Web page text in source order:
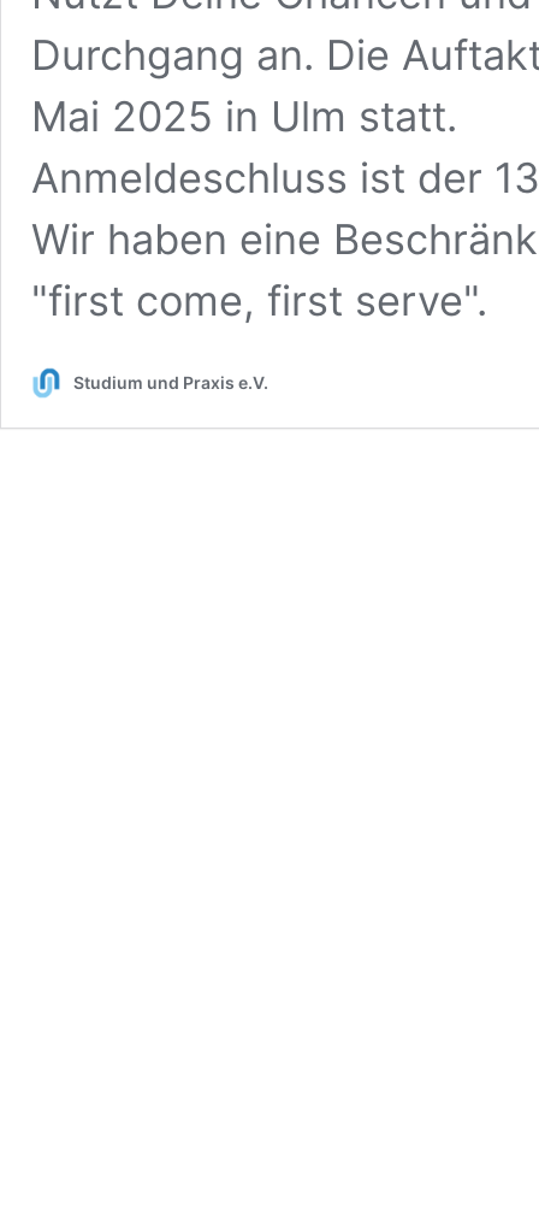
Durchgang an. Die
Mai 2025 in Ulm statt.
Anmeldeschluss ist der
Wir haben eine
"first come, first serve".
Studium und Praxis e.V.